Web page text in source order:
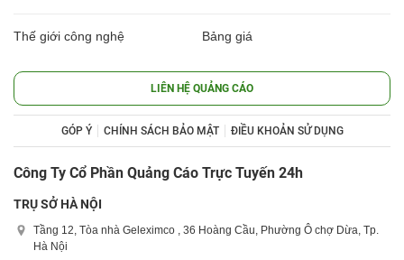
Thế giới công nghệ Bảng giá
LIÊN HỆ QUẢNG CÁO
GÓP Ý CHÍNH SÁCH BẢO MẬT ĐIỀU KHOẢN SỬ DỤNG
Công Ty Cổ Phần Quảng Cáo Trực Tuyến 24h
TRỤ SỞ HÀ NỘI
Tầng 12, Tòa nhà Geleximco , 36 Hoàng Cầu, Phường Ô chợ Dừa, Tp.
Hà Nội